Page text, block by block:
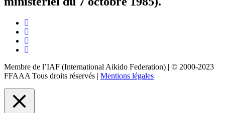
Membre de l’IAF (International Aikido Federation) | © 2000-2023
FFAAA Tous droits réservés | Mentions légales